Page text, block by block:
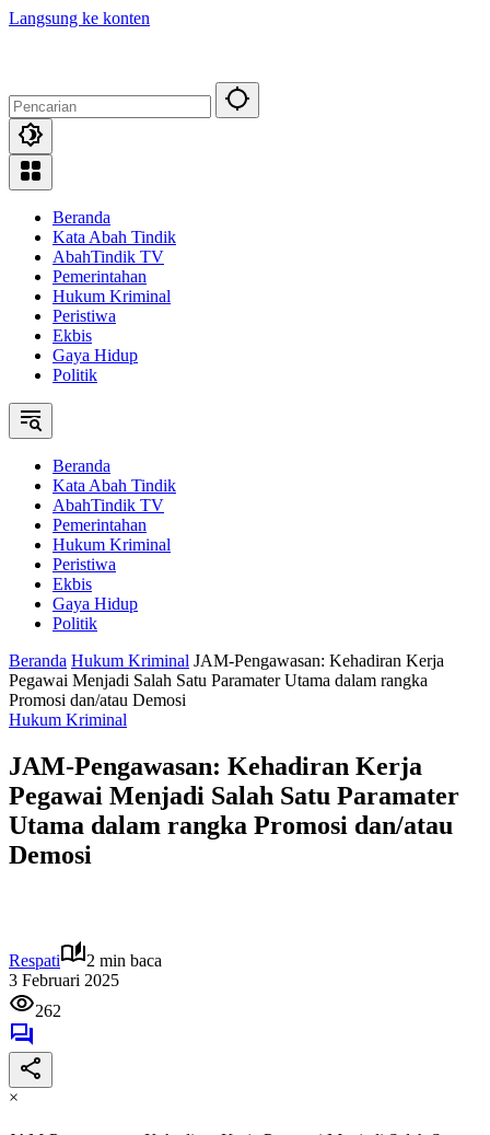
Langsung ke konten
Beranda
Kata Abah Tindik
AbahTindik TV
Pemerintahan
Hukum Kriminal
Peristiwa
Ekbis
Gaya Hidup
Politik
Beranda
Kata Abah Tindik
AbahTindik TV
Pemerintahan
Hukum Kriminal
Peristiwa
Ekbis
Gaya Hidup
Politik
Beranda Hukum Kriminal JAM-Pengawasan: Kehadiran Kerja
Pegawai Menjadi Salah Satu Paramater Utama dalam rangka
Promosi dan/atau Demosi
Hukum Kriminal
JAM-Pengawasan: Kehadiran Kerja
Pegawai Menjadi Salah Satu Paramater
Utama dalam rangka Promosi dan/atau
Demosi
Respati
2 min baca
3 Februari 2025
262
×